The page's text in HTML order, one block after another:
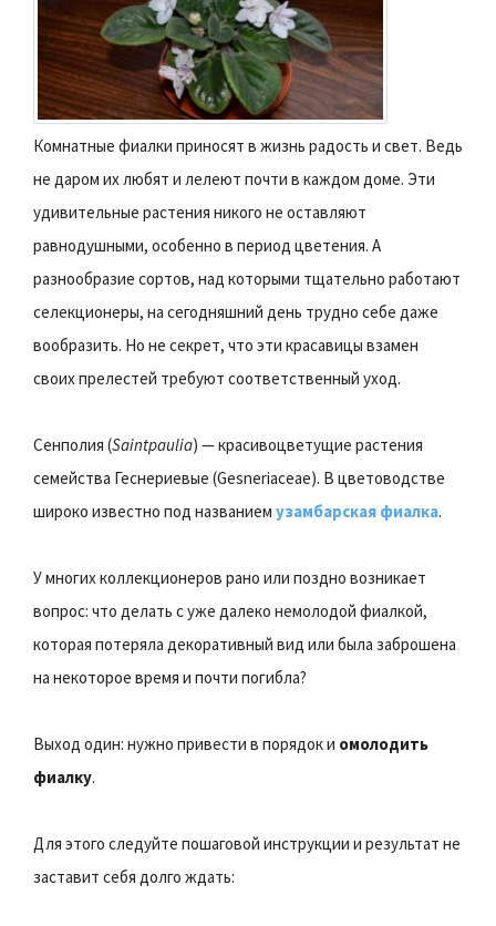
Комнатные фиалки приносят в жизнь радость и свет. Ведь
не даром их любят и лелеют почти в каждом доме. Эти
удивительные растения никого не оставляют
равнодушными, особенно в период цветения. А
разнообразие сортов, над которыми тщательно работают
селекционеры, на сегодняшний день трудно себе даже
вообразить. Но не секрет, что эти красавицы взамен
своих прелестей требуют соответственный уход.
Сенполия (Saintpaulia) — красивоцветущие растения
семейства Геснериевые (Gesneriaceae). В цветоводстве
широко известно под названием узамбарская фиалка.
У многих коллекционеров рано или поздно возникает
вопрос: что делать с уже далеко немолодой фиалкой,
которая потеряла декоративный вид или была заброшена
на некоторое время и почти погибла?
Выход один: нужно привести в порядок и омолодить
фиалку.
Для этого следуйте пошаговой инструкции и результат не
заставит себя долго ждать: